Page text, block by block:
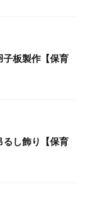
子板製作【保育
るし飾り【保育